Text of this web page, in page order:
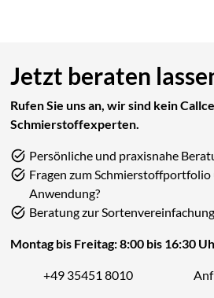
Jetzt beraten
Rufen Sie uns an, wir sind kein
Schmierstoffexperten.
Persönliche und praxisnahe
Fragen zum
Anwendung?
Beratung zur
Montag bis Freitag: 8:00 bis 16:30
Telefon:
+49 35451 8010